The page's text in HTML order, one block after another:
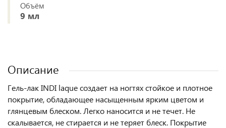
Объём
9 мл
Описание
Гель-лак INDI laque создает на ногтях стойкое и плотное
покрытие, обладающее насыщенным ярким цветом и
глянцевым блеском. Легко наносится и не течет. Не
скалывается, не стирается и не теряет блеск. Покрытие